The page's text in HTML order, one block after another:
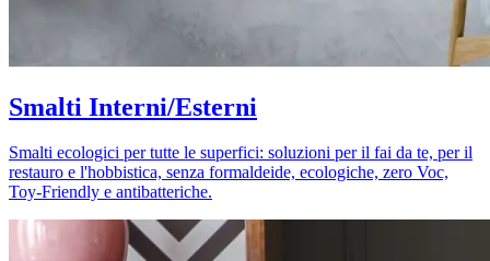
Smalti Interni/Esterni
Smalti ecologici per tutte le superfici: soluzioni per il fai da te, per il
restauro e l'hobbistica, senza formaldeide, ecologiche, zero Voc,
Toy-Friendly e antibatteriche.